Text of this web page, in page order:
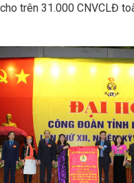
trên 31.000 CNVCLĐ